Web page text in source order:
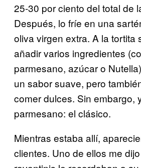
25-30 por ciento del total de
Después, lo fríe en una
oliva virgen extra. A la tortita
añadir varios ingredientes
parmesano, azúcar o
un sabor suave, pero
comer dulces. Sin embargo,
parmesano: el clásico.
Mientras estaba allí,
clientes. Uno de ellos me